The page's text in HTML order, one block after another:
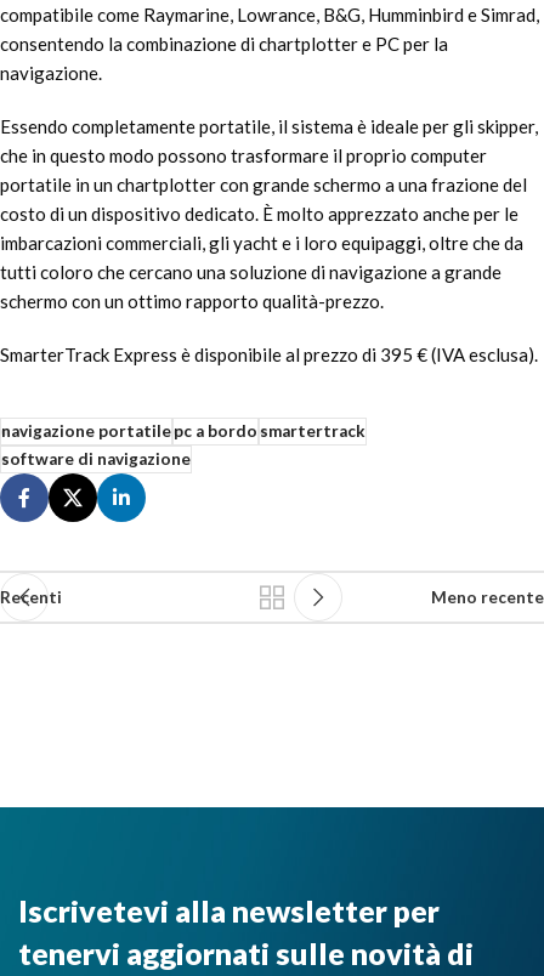
compatibile come Raymarine, Lowrance, B&G, Humminbird e Simrad,
consentendo la combinazione di chartplotter e PC per la
navigazione.
Essendo completamente portatile, il sistema è ideale per gli skipper,
che in questo modo possono trasformare il proprio computer
portatile in un chartplotter con grande schermo a una frazione del
costo di un dispositivo dedicato. È molto apprezzato anche per le
imbarcazioni commerciali, gli yacht e i loro equipaggi, oltre che da
tutti coloro che cercano una soluzione di navigazione a grande
schermo con un ottimo rapporto qualità-prezzo.
SmarterTrack Express è disponibile al prezzo di 395 € (IVA esclusa).
navigazione portatilepc a bordosmartertrack
software di navigazione
Recenti Meno recente
Iscrivetevi alla newsletter per
tenervi aggiornati sulle novità di